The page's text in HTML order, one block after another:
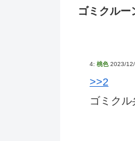
ゴミクルー
4: 桃色 2023/
>>2
ゴミク